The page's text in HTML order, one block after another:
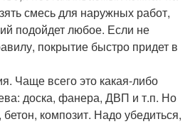
смесь для наружных работ,
подойдет любое. Если не
покрытие быстро придет в
Чаще всего это какая-либо
доска, фанера, ДВП и т.п. Но
композит. Надо убедиться,